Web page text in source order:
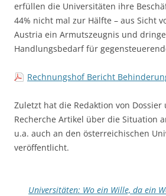
erfüllen die Universitäten ihre
44% nicht mal zur Hälfte – aus Sicht
Austria ein Armutszeugnis und
Handlungsbedarf für
Rechnungshof Bericht
Zuletzt hat die Redaktion von
Recherche Artikel über die Situation
u.a. auch an den österreichischen
veröffentlicht.
Universitäten: Wo ein Wille, da ein